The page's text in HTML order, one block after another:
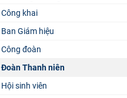
Công khai
Ban Giám hiệu
Công đoàn
Đoàn Thanh niên
Hội sinh viên